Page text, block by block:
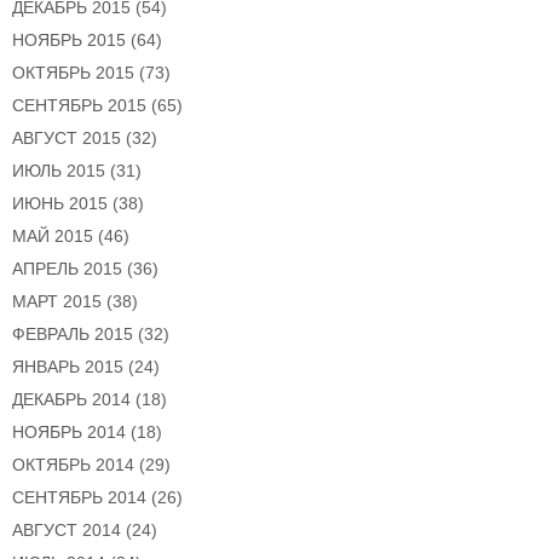
ДЕКАБРЬ 2015 (54)
НОЯБРЬ 2015 (64)
ОКТЯБРЬ 2015 (73)
СЕНТЯБРЬ 2015 (65)
АВГУСТ 2015 (32)
ИЮЛЬ 2015 (31)
ИЮНЬ 2015 (38)
МАЙ 2015 (46)
АПРЕЛЬ 2015 (36)
МАРТ 2015 (38)
ФЕВРАЛЬ 2015 (32)
ЯНВАРЬ 2015 (24)
ДЕКАБРЬ 2014 (18)
НОЯБРЬ 2014 (18)
ОКТЯБРЬ 2014 (29)
СЕНТЯБРЬ 2014 (26)
АВГУСТ 2014 (24)